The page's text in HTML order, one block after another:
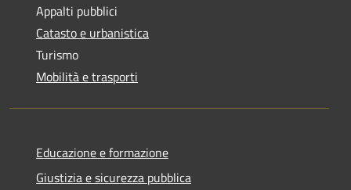
Appalti pubblici
Catasto e urbanistica
Turismo
Mobilità e trasporti
Educazione e formazione
Giustizia e sicurezza pubblica